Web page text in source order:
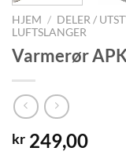
HJEM / DELER /
LUFTSLANGER
Varmerør
kr 249,00